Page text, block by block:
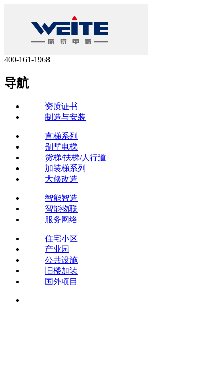
400-161-1968
导航
资质证书
制造与安装
直梯系列
别墅电梯
货梯/扶梯/人行道
加装梯系列
大修改造
智能智造
智能物联
服务网络
住宅小区
产业园
公共设施
旧楼加装
国外项目